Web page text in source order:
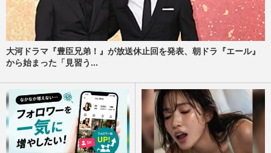
大河ドラマ『豊臣兄弟！』が放送休止回を発表、朝ドラ『エール』
から始まった「見習う...